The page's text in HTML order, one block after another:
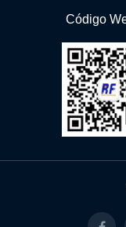
Código